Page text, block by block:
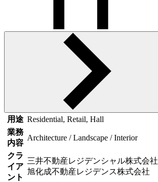
用途 Residential, Retail, Hall
業務
内容
Architecture / Landscape / Interior
クラ
イア
ント
三井不動産レジデンシャル株式会社
旭化成不動産レジデンス株式会社